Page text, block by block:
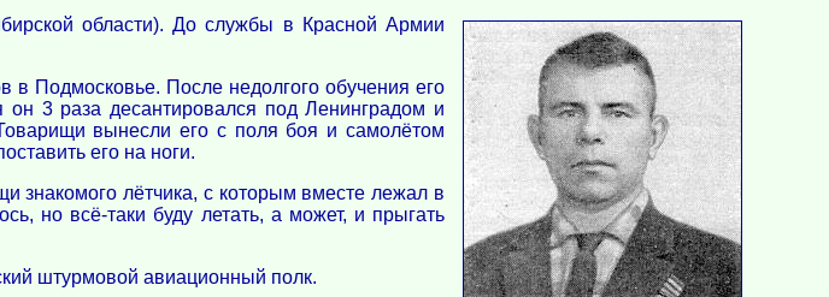
области). До службы в Красной Армии
Подмосковье. После недолгого обучения его
он 3 раза десантировался под Ленинградом и
вынесли его с поля боя и самолётом
его на ноги.
знакомого лётчика, с которым вместе лежал в
но всё-таки буду летать, а может, и прыгать
штурмовой авиационный полк.